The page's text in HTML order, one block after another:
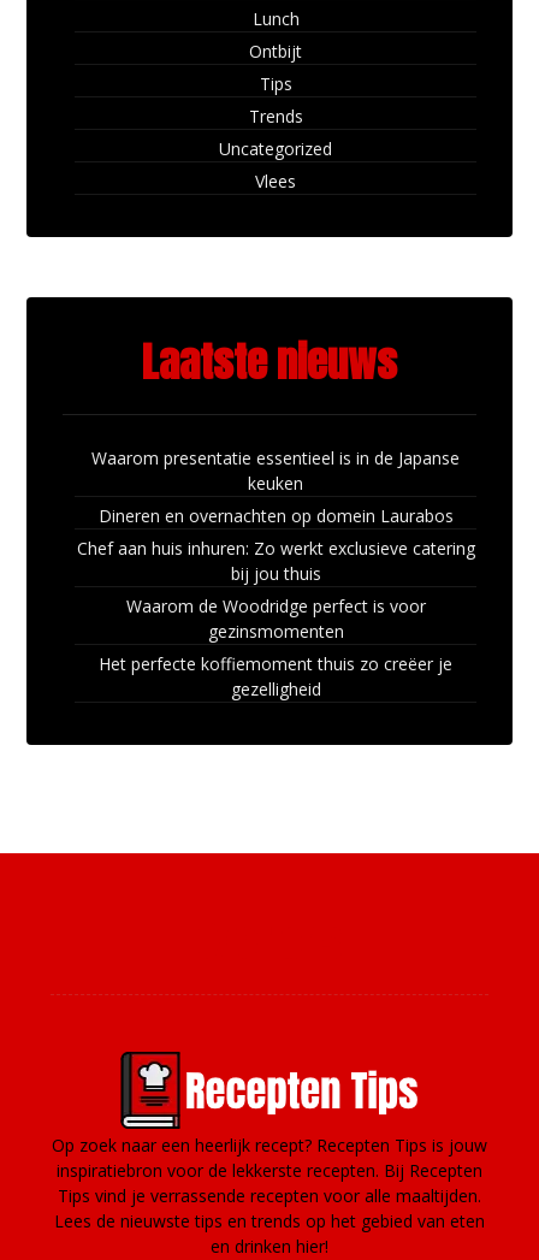
Lunch
Ontbijt
Tips
Trends
Uncategorized
Vlees
Laatste nieuws
Waarom presentatie essentieel is in de Japanse
keuken
Dineren en overnachten op domein Laurabos
Chef aan huis inhuren: Zo werkt exclusieve catering
bij jou thuis
Waarom de Woodridge perfect is voor
gezinsmomenten
Het perfecte koffiemoment thuis zo creëer je
gezelligheid
Op zoek naar een heerlijk recept? Recepten Tips is jouw
inspiratiebron voor de lekkerste recepten. Bij Recepten
Tips vind je verrassende recepten voor alle maaltijden.
Lees de nieuwste tips en trends op het gebied van eten
en drinken hier!